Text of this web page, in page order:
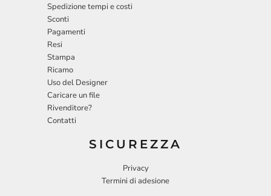
Spedizione tempi e costi
Sconti
Pagamenti
Resi
Stampa
Ricamo
Uso del Designer
Caricare un file
Rivenditore?
Contatti
SICUREZZA
Privacy
Termini di adesione